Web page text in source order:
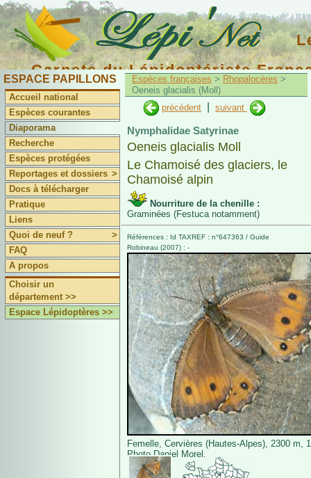
Carnets du Lépidoptériste
ESPACE PAPILLONS
Accueil national
Espèces courantes
Diaporama
Recherche
Espèces protégées
Reportages et dossiers >
Docs à télécharger
Pratique
Liens
Quoi de neuf ?
>
FAQ
A propos
Choisir un
département >>
Espace Lépidoptères >>
Espèces françaises > Rhopalocères >
Oeneis glacialis (Moll)
précédent
suivant
Nymphalidae Satyrinae
Oeneis glacialis Moll
Le Chamoisé des glaciers, le
Chamoisé alpin
Nourriture de la chenille :
Graminées (Festuca notamment)
Références : Id TAXREF : n°647363 / Guide
Robineau (2007) : -
Femelle, Cervières (Hautes-Alpes), 2300 m,
Photo Daniel Morel.